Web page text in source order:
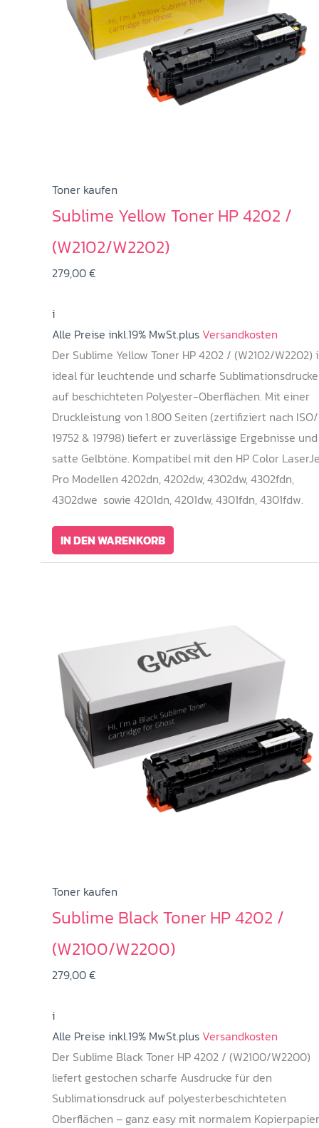
Toner kaufen
Sublime Yellow Toner HP 4202 /
(W2102/W2202)
279,00€
i
Alle Preise inkl.19% MwSt.plusVersandkosten
Der Sublime Yellow Toner HP 4202 / (W2102/W2202)
ideal für leuchtende und scharfe Sublimationsdrucke
auf beschichteten Polyester-Oberflächen. Mit einer
Druckleistung von 1.800 Seiten (zertifiziert nach ISO/
19752 & 19798) liefert er zuverlässige Ergebnisse und
satte Gelbtöne. Kompatibel mit den HP Color
Pro Modellen 4202dn, 4202dw, 4302dw, 4302fdn,
4302dwe sowie 4201dn, 4201dw, 4301fdn, 4301fdw.
IN DEN WARENKORB
Toner kaufen
Sublime Black Toner HP 4202 /
(W2100/W2200)
279,00€
i
Alle Preise inkl.19% MwSt.plusVersandkosten
Der Sublime Black Toner HP 4202 / (W2100/W2200)
liefert gestochen scharfe Ausdrucke für den
Sublimationsdruck auf polyesterbeschichteten
Oberflächen – ganz easy mit normalem